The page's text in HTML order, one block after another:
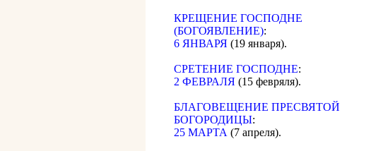
КРЕЩЕНИЕ ГОСПОДНЕ
(БОГОЯВЛЕНИЕ):
6 ЯНВАРЯ (19 января).
СРЕТЕНИЕ ГОСПОДНЕ:
2 ФЕВРАЛЯ (15 февряля).
БЛАГОВЕЩЕНИЕ ПРЕСВЯТОЙ
БОГОРОДИЦЫ:
25 МАРТА (7 апреля).